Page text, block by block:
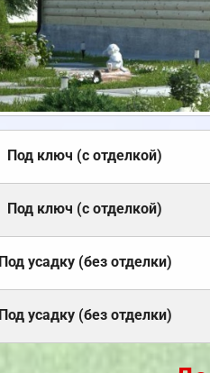
Под ключ (с отделкой)
Под ключ (с отделкой)
Под усадку (без отделки)
Под усадку (без отделки)